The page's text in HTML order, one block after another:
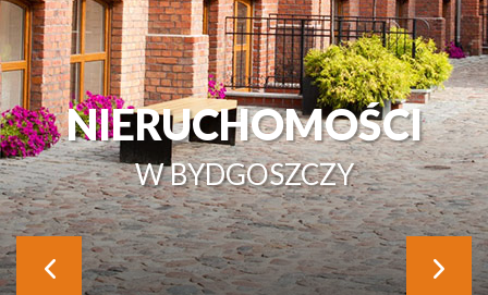
NIERUCHOMOŚCI
W BYDGOSZCZY